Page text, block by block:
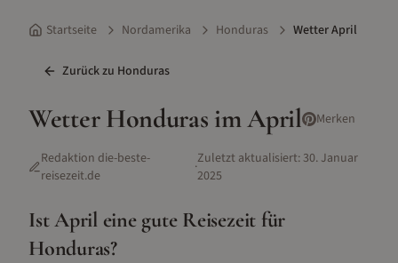
Startseite Nordamerika Honduras Wetter April
Zurück zu Honduras
WetterHonduras imApril Merken
Redaktion die-beste-
reisezeit.de
·Zuletzt aktualisiert: 30. Januar
2025
IstAprileine gute Reisezeit für
Honduras?